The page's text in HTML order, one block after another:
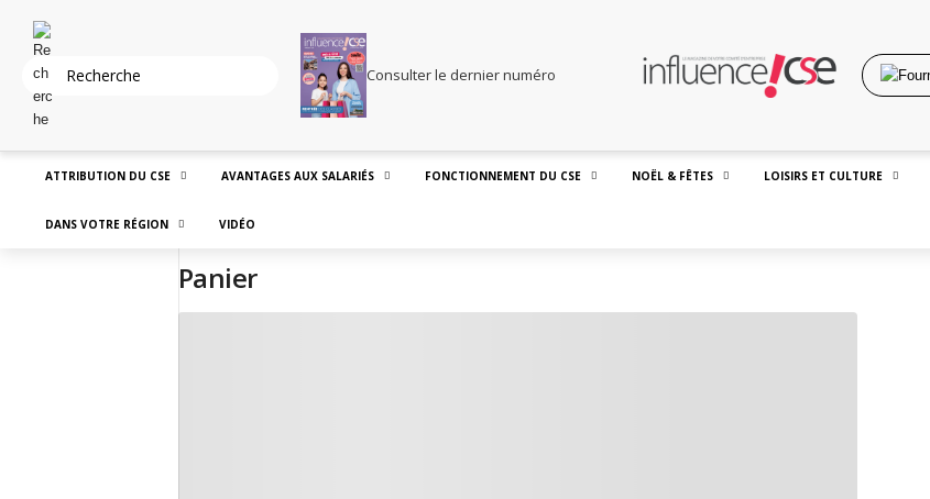
Consulter le dernier numéro
ATTRIBUTION DU CSE AVANTAGES AUX SALARIÉS FONCTIONNEMENT DU CSE NOËL & FÊTES LOISIRS ET CULTURE
DANS VOTRE RÉGION VIDÉO
Panier